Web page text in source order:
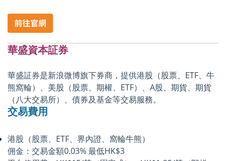
華盛資本証券
華盛証券是新浪微博旗下券商，提供港股（股票、ETF、牛
熊窩輪）、美股（股票、期權、ETF）、A股、期貨、期貨
（八大交易所）、債券及基金等交易服務。
交易費用
港股（股票、ETF、界內證、窩輪牛熊）
佣金：交易金額0.03% 最低HK$3